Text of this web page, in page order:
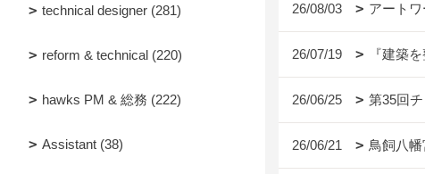
26/08/03 アートワ
26/07/19 『建築
26/06/25 第35回
26/06/21 鳥飼八幡
technical designer (281)
reform & technical (220)
hawks PM & 総務 (222)
Assistant (38)